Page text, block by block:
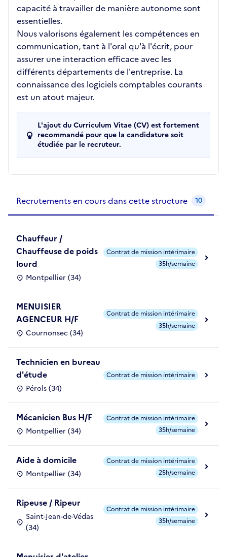
capacité à travailler de manière autonome sont
essentielles.
Nous valorisons également les compétences en
communication, tant à l'oral qu'à l'écrit, pour
assurer une interaction efficace avec les
différents départements de l'entreprise. La
connaissance des logiciels comptables courants
est un atout majeur.
L'ajout du Curriculum Vitae (CV) est fortement
recommandé pour que la candidature soit
étudiée par le recruteur.
Recrutements en cours dans cette structure 10
Chauffeur /
Chauffeuse de poids
lourd
Montpellier (34)
Contrat de mission intérimaire
35h/semaine
MENUISIER
AGENCEUR H/F
Cournonsec (34)
Contrat de mission intérimaire
35h/semaine
Technicien en bureau
d'étude
Pérols (34)
Contrat de mission intérimaire
Mécanicien Bus H/F
Montpellier (34)
Contrat de mission intérimaire
35h/semaine
Aide à domicile
Montpellier (34)
Contrat de mission intérimaire
25h/semaine
Ripeuse / Ripeur
Saint-Jean-de-Védas
(34)
Contrat de mission intérimaire
35h/semaine